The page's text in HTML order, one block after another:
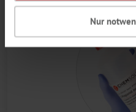
Nur